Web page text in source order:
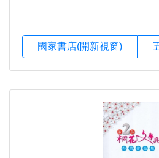
國家書店(開新視窗)